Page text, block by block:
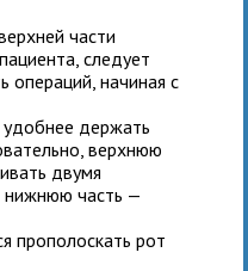
части
следует
операций, начиная с
держать
верхнюю
двумя
нижнюю часть —
прополоскать рот